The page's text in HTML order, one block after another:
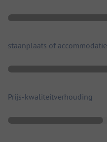
staanplaats of accommodatie
Prijs-kwaliteitverhouding